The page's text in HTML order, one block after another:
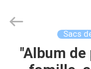
MAISON
Limited.
Developed
Sacs
"Album